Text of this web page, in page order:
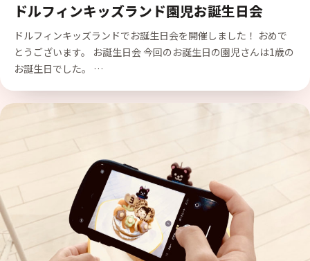
ドルフィンキッズランド園児お誕生日会
ドルフィンキッズランドでお誕生日会を開催しました！ おめで
とうございます。 お誕生日会 今回のお誕生日の園児さんは1歳の
お誕生日でした。 …